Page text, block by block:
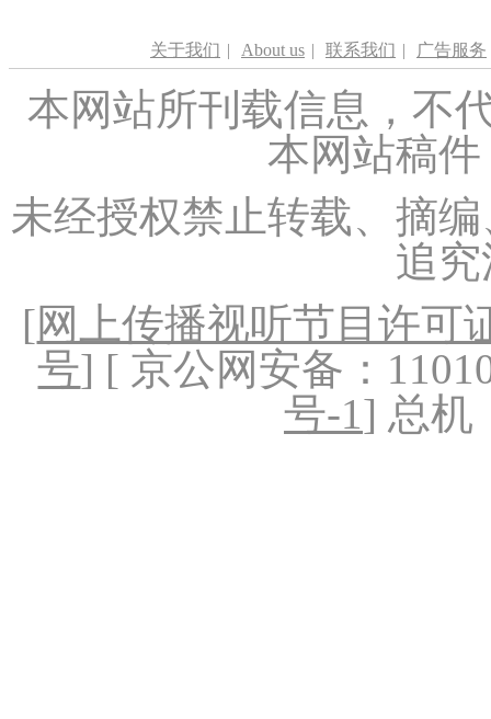
关于我们 | About us | 联系我们 | 广告服务
本网站所刊载信息，不
本网站稿
未经授权禁止转载、摘
追
[网上传播视听节目许可
号] [ 京公网安备：
号-1] 总机